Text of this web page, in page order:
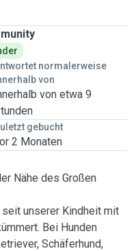
normalerweise
von
von etwa 9
gebucht
2 Monaten
Nähe des Großen
unserer Kindheit mit
Bei Hunden
Schäferhund,